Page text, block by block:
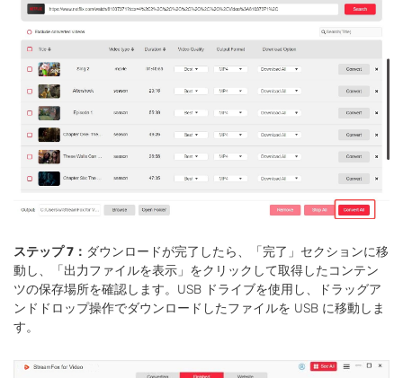
ステップ 7： ダウンロードが完了したら、「完了」セクションに移
動し、「出力ファイルを表示」をクリックして取得したコンテン
ツの保存場所を確認します。USB ドライブを使用し、ドラッグア
ンドドロップ操作でダウンロードしたファイルを USB に移動しま
す。